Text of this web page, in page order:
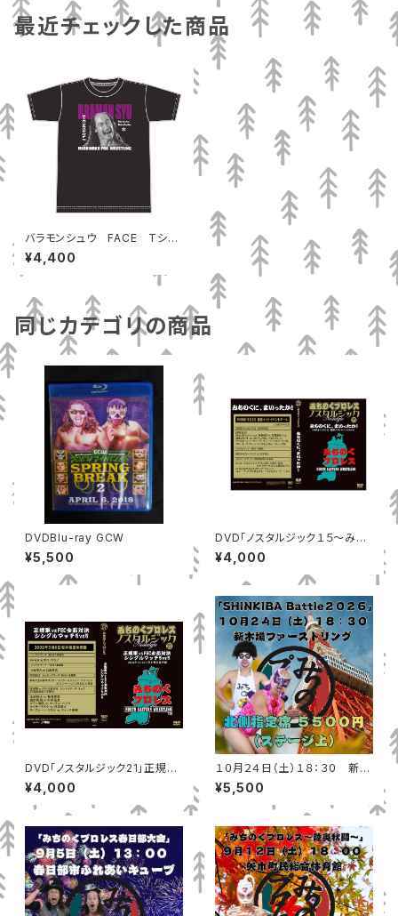
最近チェックした商品
バラモンシュウ FACE Tシャ
ツ
¥4,400
同じカテゴリの商品
DVDBlu-ray GCW
¥5,500
DVD「ノスタルジック１５～みち
のくに、まいったか」MP-172
¥4,000
DVD「ノスタルジック21」正規軍
vsFEC全面対決 シングルマッチ
5vs5
¥4,000
１０月２４日（土）１８：３０ 新木
場ファーストリング 北側指定席
（ステージ上）
¥5,500